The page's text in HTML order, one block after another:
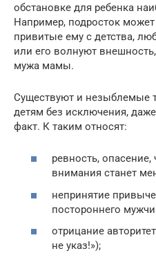
обстановке для ребенка
Например, подросток может
привитые ему с детства,
или его волнуют
мужа мамы.
Существуют и незыблемые
детям без исключения,
факт. К таким относят:
ревность,
внимания станет
непринятие
постороннего
отрицание
не указ!»);